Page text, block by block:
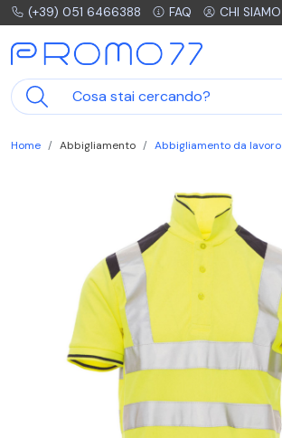
(+39) 051 6466388 FAQ CHI SIAMO
Home Abbigliamento Abbigliamento da lavoro